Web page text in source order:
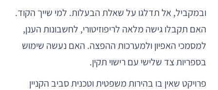
ובמקביל, אל תדלגו על שאלת הבעלות. למי שייך הקוד.
האם תקבלו גישה מלאה לריפוזיטורי, לחשבונות הענן,
למסמכי האפיון ולמערכות ההפצה. האם נעשה שימוש
בספריות צד שלישי עם רישוי תקין.
פרויקט שאין בו בהירות משפטית וטכנית סביב הקניין